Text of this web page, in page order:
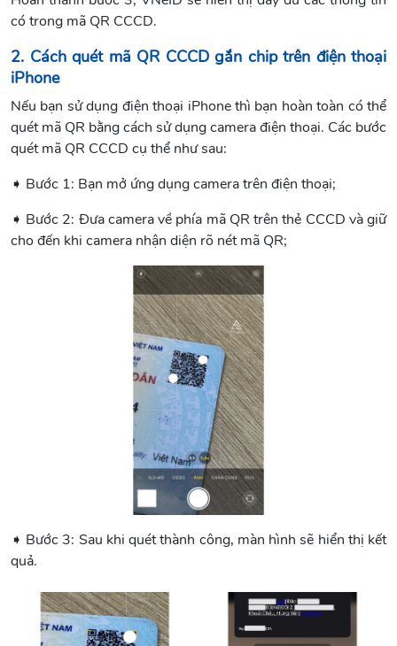
có trong mã QR CCCD.
2. Cách quét mã QR CCCD gắn chip trên điện thoại
iPhone
Nếu bạn sử dụng điện thoại iPhone thì bạn hoàn toàn có thể
quét mã QR bằng cách sử dụng camera điện thoại. Các bước
quét mã QR CCCD cụ thể như sau:
➧ Bước 1: Bạn mở ứng dụng camera trên điện thoại;
➧ Bước 2: Đưa camera về phía mã QR trên thẻ CCCD và giữ
cho đến khi camera nhận diện rõ nét mã QR;
➧ Bước 3: Sau khi quét thành công, màn hình sẽ hiển thị kết
quả.